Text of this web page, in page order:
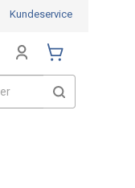
Kundeservice